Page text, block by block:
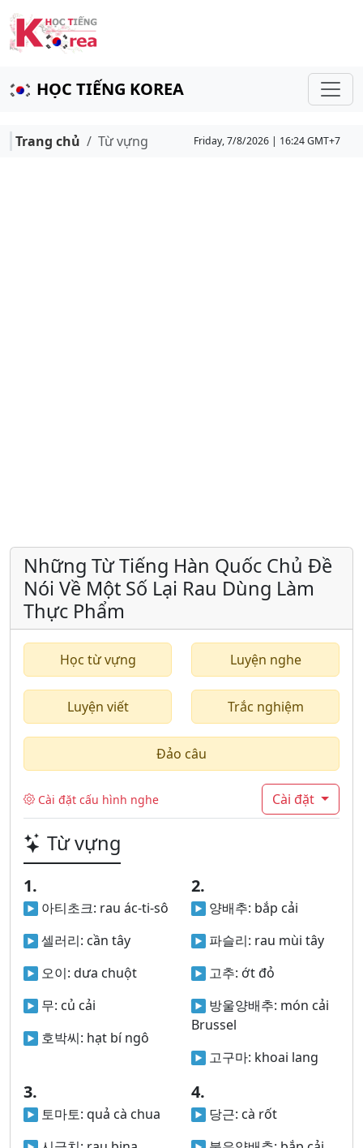
HỌC TIẾNG KOREA
Trang chủ Từ vựng Friday, 7/8/2026 | 16:24 GMT+7
Những Từ Tiếng Hàn Quốc Chủ Đề
Nói Về Một Số Lại Rau Dùng Làm
Thực Phẩm
Học từ vựng Luyện nghe
Luyện viết Trắc nghiệm
Đảo câu
Cài đặt cấu hình nghe Cài đặt
Từ vựng
1.
아티초크: rau ác-ti-sô
셀러리: cần tây
오이: dưa chuột
무: củ cải
호박씨: hạt bí ngô
2.
양배추: bắp cải
파슬리: rau mùi tây
고추: ớt đỏ
방울양배추: món cải
Brussel
고구마: khoai lang
3.
토마토: quả cà chua
4.
당근: cà rốt